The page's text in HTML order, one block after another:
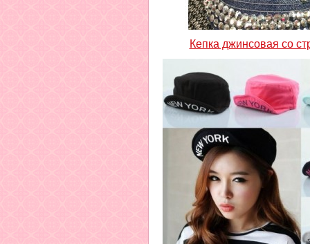
Кепка джинсовая со